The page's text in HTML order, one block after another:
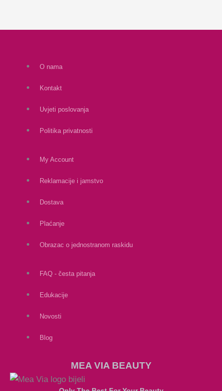
O nama
Kontakt
Uvjeti poslovanja
Politika privatnosti
My Account
Reklamacije i jamstvo
Dostava
Plaćanje
Obrazac o jednostranom raskidu
FAQ - česta pitanja
Edukacije
Novosti
Blog
MEA VIA BEAUTY